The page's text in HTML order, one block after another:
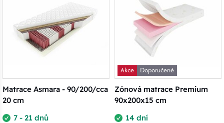
Matrace Asmara - 90/200/cca
20 cm
7 - 21 dnů
Akce
Doporučené
Zónová matrace Premium
90x200x15 cm
14 dní